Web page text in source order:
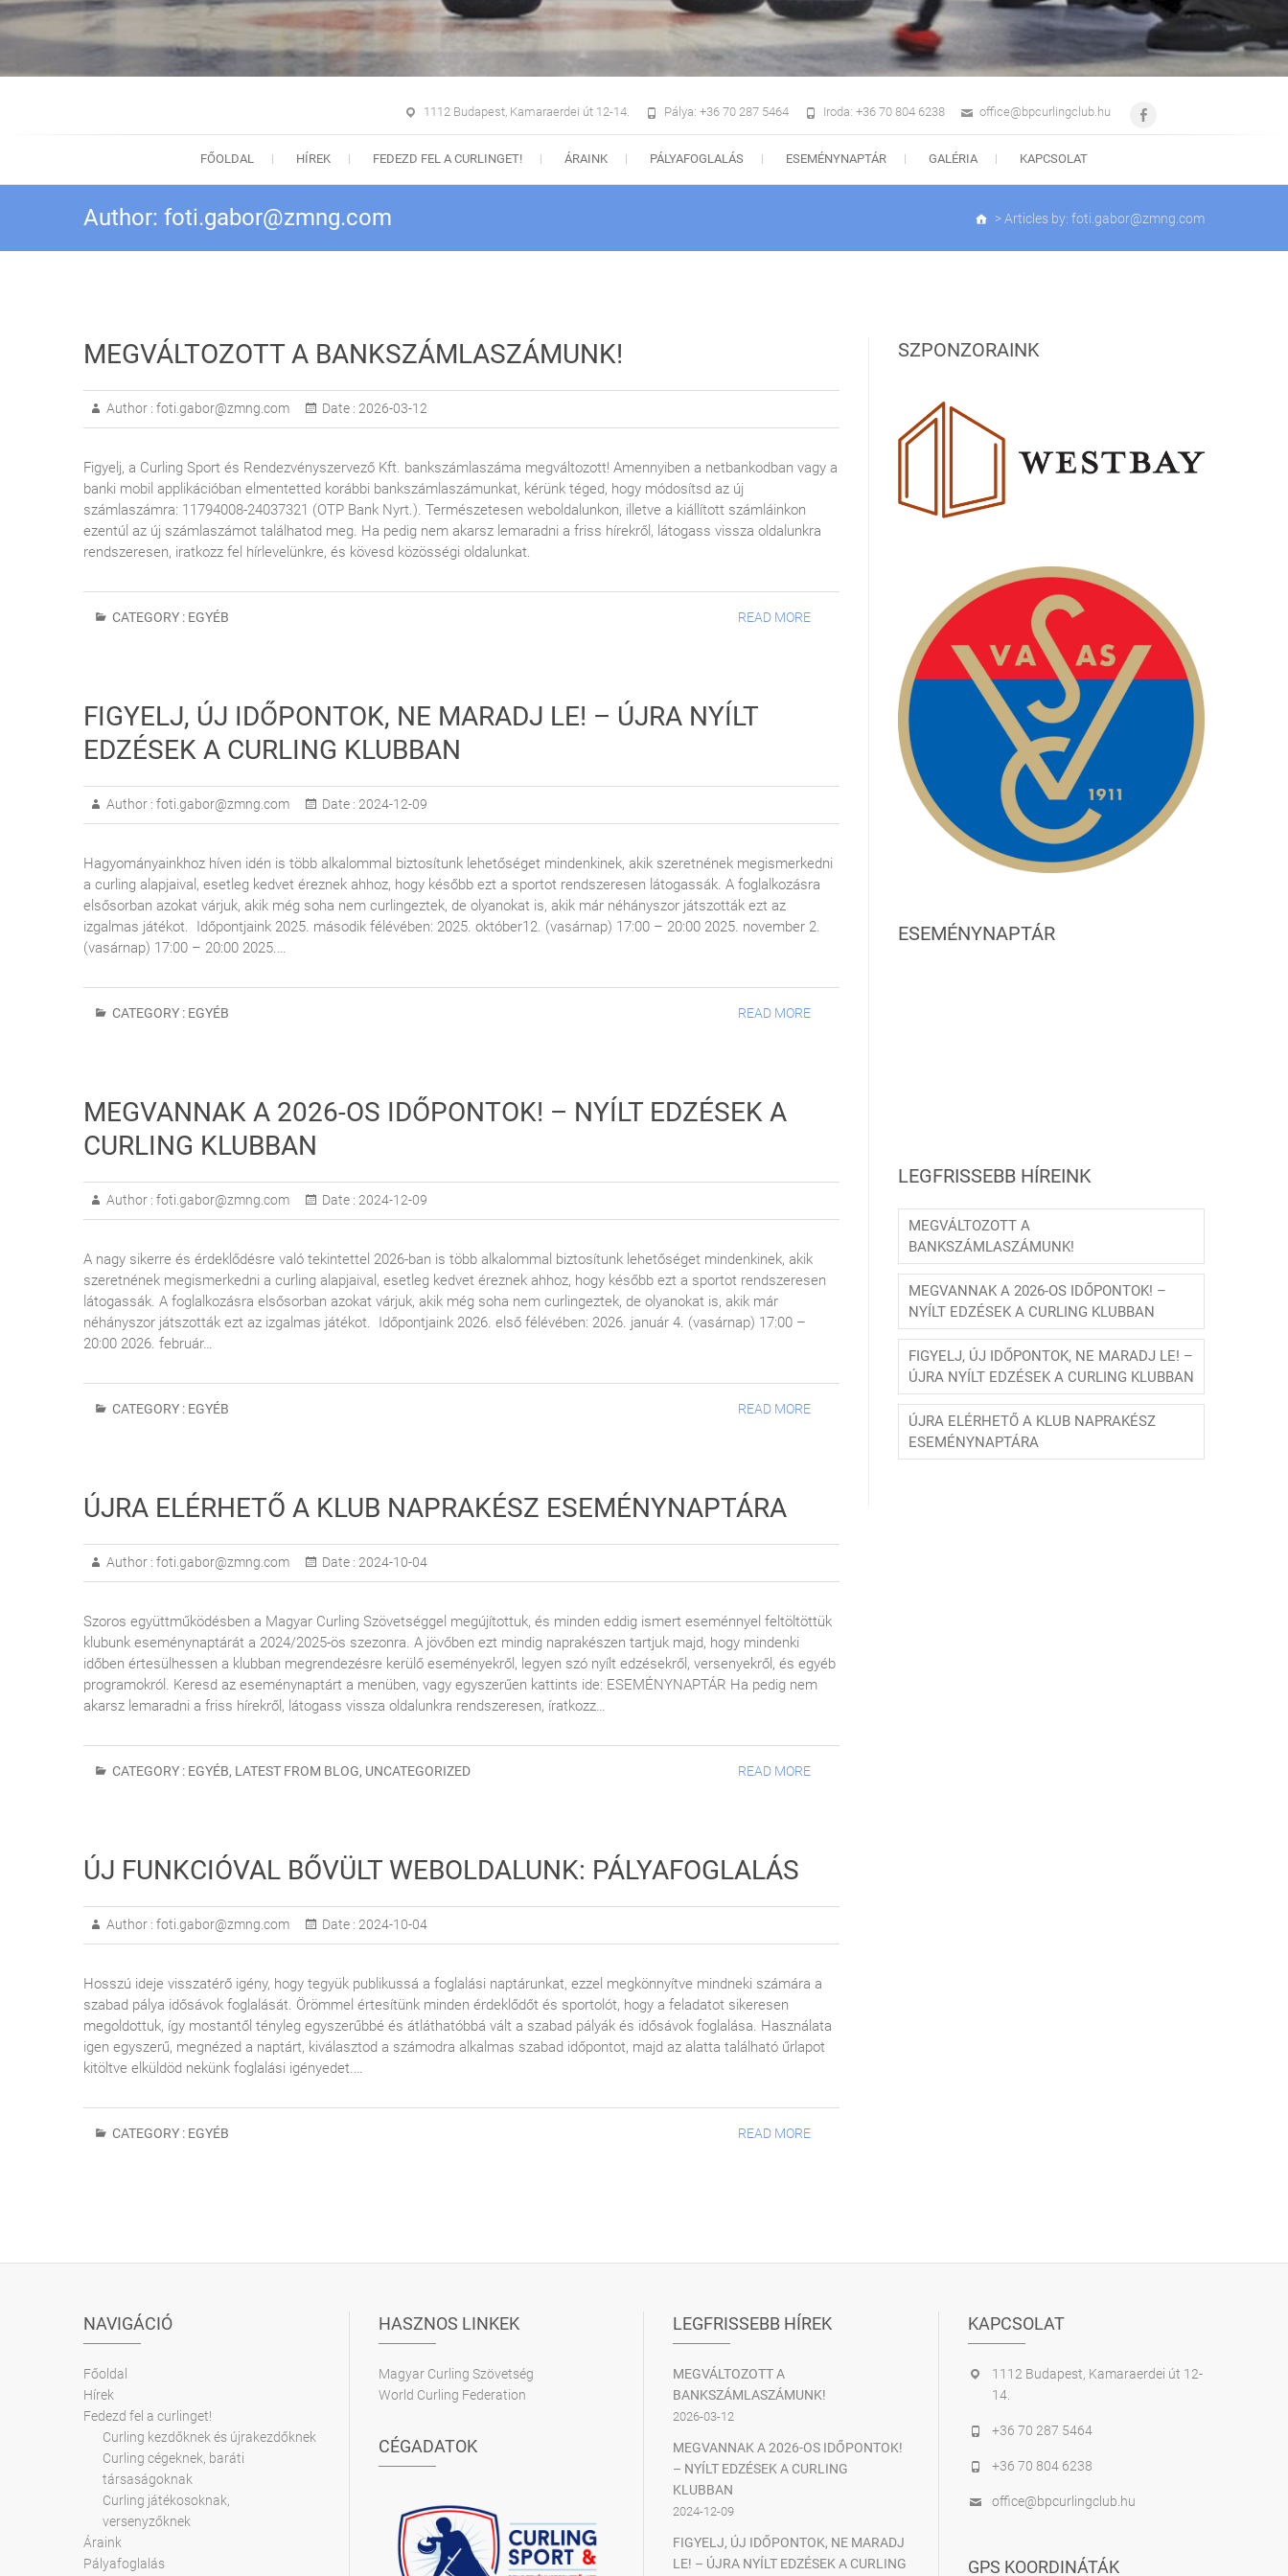
1112 Budapest, Kamaraerdei út 12-14. Pálya: +36 70 287 5464 Iroda: +36 70 804 6238 office@bpcurlingclub.hu
FŐOLDAL HÍREK FEDEZD FEL A CURLINGET! ÁRAINK PÁLYAFOGLALÁS ESEMÉNYNAPTÁR GALÉRIA KAPCSOLAT
Author: foti.gabor@zmng.com >Articles by: foti.gabor@zmng.com
MEGVÁLTOZOTT A BANKSZÁMLASZÁMUNK!
Author : foti.gabor@zmng.com Date : 2026-03-12
Figyelj, a Curling Sport és Rendezvényszervező Kft. bankszámlaszáma megváltozott! Amennyiben a netbankodban vagy a
banki mobil applikációban elmentetted korábbi bankszámlaszámunkat, kérünk téged, hogy módosítsd az új
számlaszámra: 11794008-24037321 (OTP Bank Nyrt.). Természetesen weboldalunkon, illetve a kiállított számláinkon
ezentúl az új számlaszámot találhatod meg. Ha pedig nem akarsz lemaradni a friss hírekről, látogass vissza oldalunkra
rendszeresen, iratkozz fel hírlevelünkre, és kövesd közösségi oldalunkat.
CATEGORY : EGYÉB READ MORE
FIGYELJ, ÚJ IDŐPONTOK, NE MARADJ LE! – ÚJRA NYÍLT
EDZÉSEK A CURLING KLUBBAN
Author : foti.gabor@zmng.com Date : 2024-12-09
Hagyományainkhoz híven idén is több alkalommal biztosítunk lehetőséget mindenkinek, akik szeretnének megismerkedni
a curling alapjaival, esetleg kedvet éreznek ahhoz, hogy később ezt a sportot rendszeresen látogassák. A foglalkozásra
elsősorban azokat várjuk, akik még soha nem curlingeztek, de olyanokat is, akik már néhányszor játszották ezt az
izgalmas játékot. Időpontjaink 2025. második félévében: 2025. október12. (vasárnap) 17:00 – 20:00 2025. november 2.
(vasárnap) 17:00 – 20:00 2025.…
CATEGORY : EGYÉB READ MORE
MEGVANNAK A 2026-OS IDŐPONTOK! – NYÍLT EDZÉSEK A
CURLING KLUBBAN
Author : foti.gabor@zmng.com Date : 2024-12-09
A nagy sikerre és érdeklődésre való tekintettel 2026-ban is több alkalommal biztosítunk lehetőséget mindenkinek, akik
szeretnének megismerkedni a curling alapjaival, esetleg kedvet éreznek ahhoz, hogy később ezt a sportot rendszeresen
látogassák. A foglalkozásra elsősorban azokat várjuk, akik még soha nem curlingeztek, de olyanokat is, akik már
néhányszor játszották ezt az izgalmas játékot. Időpontjaink 2026. első félévében: 2026. január 4. (vasárnap) 17:00 –
20:00 2026. február…
CATEGORY : EGYÉB READ MORE
ÚJRA ELÉRHETŐ A KLUB NAPRAKÉSZ ESEMÉNYNAPTÁRA
Author : foti.gabor@zmng.com Date : 2024-10-04
Szoros együttműködésben a Magyar Curling Szövetséggel megújítottuk, és minden eddig ismert eseménnyel feltöltöttük
klubunk eseménynaptárát a 2024/2025-ös szezonra. A jövőben ezt mindig naprakészen tartjuk majd, hogy mindenki
időben értesülhessen a klubban megrendezésre kerülő eseményekről, legyen szó nyílt edzésekről, versenyekről, és egyéb
programokról. Keresd az eseménynaptárt a menüben, vagy egyszerűen kattints ide: ESEMÉNYNAPTÁR Ha pedig nem
akarsz lemaradni a friss hírekről, látogass vissza oldalunkra rendszeresen, íratkozz…
CATEGORY : EGYÉB, LATEST FROM BLOG, UNCATEGORIZED READ MORE
ÚJ FUNKCIÓVAL BŐVÜLT WEBOLDALUNK: PÁLYAFOGLALÁS
Author : foti.gabor@zmng.com Date : 2024-10-04
Hosszú ideje visszatérő igény, hogy tegyük publikussá a foglalási naptárunkat, ezzel megkönnyítve mindneki számára a
szabad pálya idősávok foglalását. Örömmel értesítünk minden érdeklődőt és sportolót, hogy a feladatot sikeresen
megoldottuk, így mostantől tényleg egyszerűbbé és átláthatóbbá vált a szabad pályák és idősávok foglalása. Használata
igen egyszerű, megnézed a naptárt, kiválasztod a számodra alkalmas szabad időpontot, majd az alatta található űrlapot
kitöltve elküldöd nekünk foglalási igényedet.…
CATEGORY : EGYÉB READ MORE
SZPONZORAINK
ESEMÉNYNAPTÁR
LEGFRISSEBB HÍREINK
MEGVÁLTOZOTT A
BANKSZÁMLASZÁMUNK!
MEGVANNAK A 2026-OS IDŐPONTOK! –
NYÍLT EDZÉSEK A CURLING KLUBBAN
FIGYELJ, ÚJ IDŐPONTOK, NE MARADJ LE! –
ÚJRA NYÍLT EDZÉSEK A CURLING KLUBBAN
ÚJRA ELÉRHETŐ A KLUB NAPRAKÉSZ
ESEMÉNYNAPTÁRA
NAVIGÁCIÓ
Főoldal
Hírek
Fedezd fel a curlinget!
Curling kezdőknek és újrakezdőknek
Curling cégeknek, baráti
társaságoknak
Curling játékosoknak,
versenyzőknek
Áraink
Pályafoglalás
HASZNOS LINKEK
Magyar Curling Szövetség
World Curling Federation
CÉGADATOK
LEGFRISSEBB HÍREK
MEGVÁLTOZOTT A
BANKSZÁMLASZÁMUNK!
2026-03-12
MEGVANNAK A 2026-OS IDŐPONTOK!
– NYÍLT EDZÉSEK A CURLING
KLUBBAN
2024-12-09
FIGYELJ, ÚJ IDŐPONTOK, NE MARADJ
LE! – ÚJRA NYÍLT EDZÉSEK A CURLING
KAPCSOLAT
1112 Budapest, Kamaraerdei út 12-
14.
+36 70 287 5464
+36 70 804 6238
office@bpcurlingclub.hu
GPS KOORDINÁTÁK